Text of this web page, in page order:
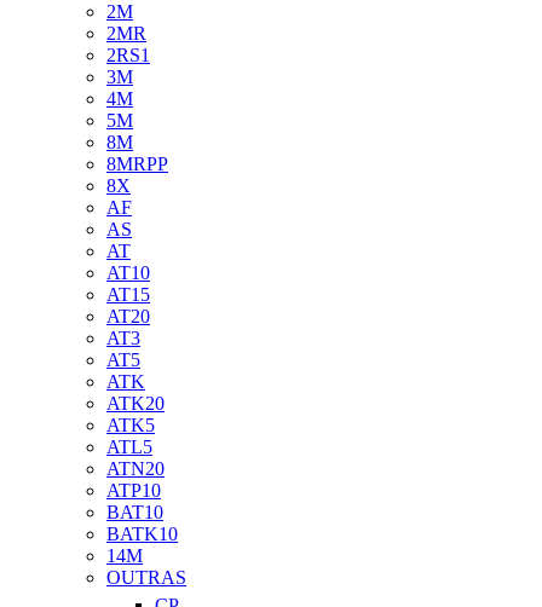
2M
2MR
2RS1
3M
4M
5M
8M
8MRPP
8X
AF
AS
AT
AT10
AT15
AT20
AT3
AT5
ATK
ATK20
ATK5
ATL5
ATN20
ATP10
BAT10
BATK10
14M
OUTRAS